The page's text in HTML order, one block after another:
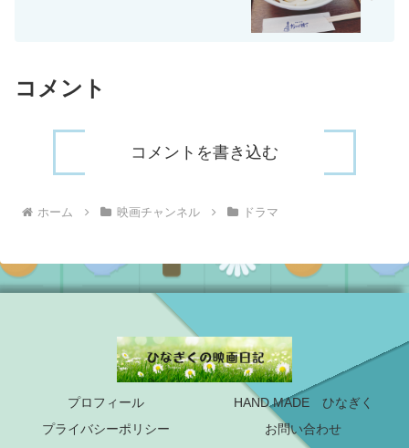
コメント
コメントを書き込む
ホーム 映画チャンネル ドラマ
プロフィール
HAND MADE ひなぎく
プライバシーポリシー
お問い合わせ